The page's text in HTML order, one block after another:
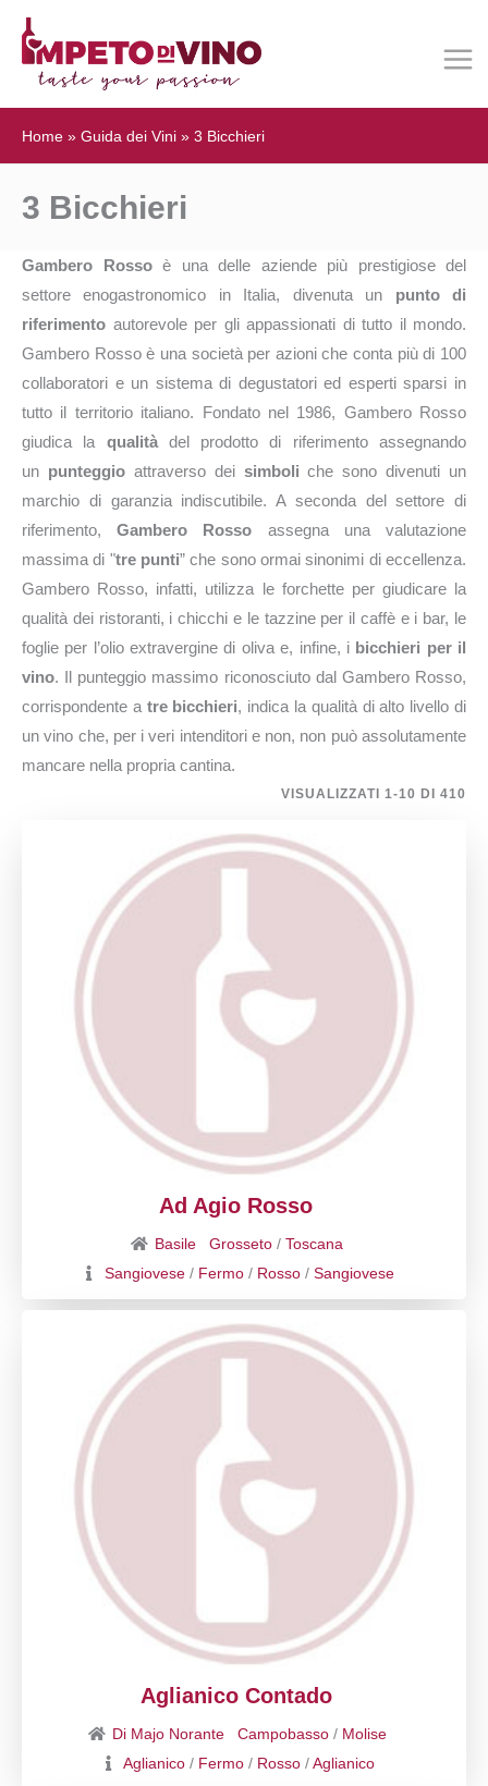
Home » Guida dei Vini » 3 Bicchieri
3 Bicchieri
Gambero Rossoè una delle aziende più prestigiose del
settore enogastronomico in Italia, divenuta un punto di
riferimento autorevole per gli appassionati di tutto il mondo.
Gambero Rosso è una società per azioni che conta più di 100
collaboratori e un sistema di degustatori ed esperti sparsi in
tutto il territorio italiano. Fondato nel 1986, Gambero Rosso
giudica la qualitàdel prodotto di riferimento assegnando
un punteggioattraverso dei simboli che sono divenuti un
marchio di garanzia indiscutibile. A seconda del settore di
riferimento,Gambero Rosso assegna una valutazione
massima di "tre punti” che sono ormai sinonimi di eccellenza.
Gambero Rosso, infatti, utilizza le forchette per giudicare la
qualità dei ristoranti, i chicchi e le tazzine per il caffè e i bar, le
foglie per l’olio extravergine di oliva e, infine, i bicchieri per il
vino. Il punteggio massimo riconosciuto dal Gambero Rosso,
corrispondente a tre bicchieri, indica la qualità di alto livello di
un vino che, per i veri intenditori e non, non può assolutamente
mancare nella propria cantina.
VISUALIZZATI 1-10 DI 410
Ad Agio Rosso
Basile Grosseto / Toscana
Sangiovese/ Fermo/ Rosso/ Sangiovese
Aglianico Contado
Di Majo Norante Campobasso/ Molise
Aglianico/ Fermo/ Rosso/Aglianico